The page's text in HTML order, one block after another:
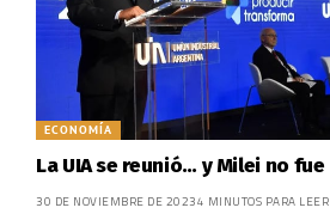
ECONOMÍA
La UIA se reunió… y Milei no fue
30 DE NOVIEMBRE DE 20234 MINUTOS PARA LEER